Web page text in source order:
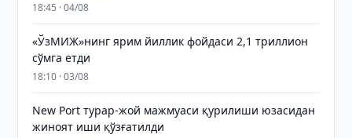
18:45 · 04/08
«ЎзМИЖ»нинг ярим йиллик фойдаси 2,1 триллион
сўмга етди
18:10 · 03/08
New Port турар-жой мажмуаси қурилиши юзасидан
жиноят иши қўзғатилди